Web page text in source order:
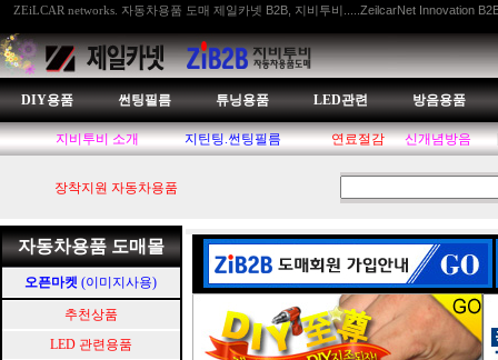
ZEiLCAR networks. 자동차용품 도매 제일카넷 B2B, 지비투비.....ZeilcarNet Innovation
DIY용품 썬팅필름 튜닝용품 LED관련 방음용품
지비투비 소개 지틴팅.썬팅필름 연료절감 신개념방음
장착지원 자동차용품
자동차용품 도매몰
오픈마켓 (이미지사용)
추천상품
LED 관련용품